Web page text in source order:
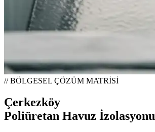
// BÖLGESEL ÇÖZÜM MATRİSİ
Çerkezköy
Poliüretan Havuz İzolasyonu